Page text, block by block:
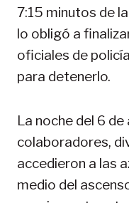
7:15 minutos de
lo obligó a
oficiales de
para detenerlo.
La noche del 6
colaboradores,
accedieron a las
medio del